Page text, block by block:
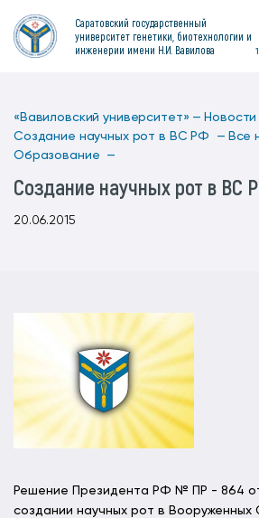
Саратовский государственный
университет генетики, биотехнологии и
инженерии имени Н.И. Вавилова
«Вавиловский университет» —
Создание научных рот в ВС РФ — Все
Образование —
Создание научных рот в ВС
20.06.2015
Решение Президента РФ № ПР - 864 от
создании научных рот в Вооруженных